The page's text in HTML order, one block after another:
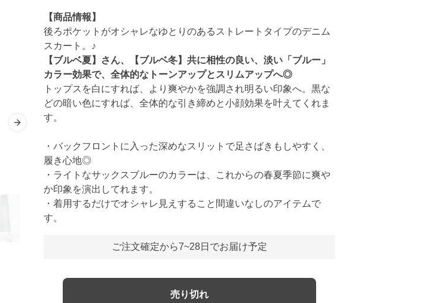
Next slide
【商品情報】
後ろポケットがオシャレなゆとりのあるストレートタイプのデニム
スカート。♪
【ブルベ夏】さん、【ブルベ冬】共に相性の良い、淡い「ブルー」
カラー効果で、全体的なトーンアップとスリムアップへ◎
トップスを白にすれば、より爽やかを強調され明るい印象へ。黒な
どの暗い色にすれば、全体的な引き締めと小顔効果を叶えてくれま
す。
・バックフロントに入った深めなスリットで足さばきもしやすく、
履き心地◎
・ライトなサックスブルーのカラーは、これからの春夏季節に爽や
か印象を演出してれます。
・着用するだけでオシャレ見えすること間違いなしのアイテムで
す。
ご注文確定から7~28日でお届け予定
売り切れ